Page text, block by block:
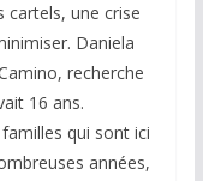
cartels, une crise
Daniela
recherche
16 ans.
qui sont ici
années,